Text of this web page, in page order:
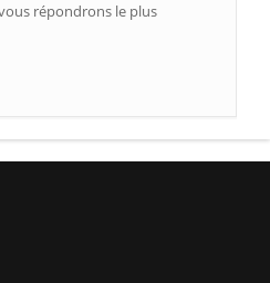
répondrons le plus